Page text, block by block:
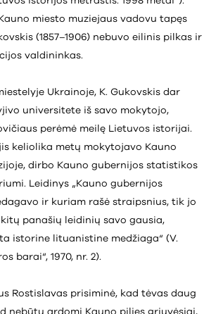
miesto muziejaus vadovu tapęs
(1857–1906) nebuvo eilinis pilkas ir
valdininkas.
Ukrainoje, K. Gukovskis dar
universitete iš savo mokytojo,
perėmė meilę Lietuvos istorijai.
keliolika metų mokytojavo Kauno
dirbo Kauno gubernijos statistikos
Leidinys „Kauno gubernijos
ir kuriam rašė straipsnius, tik jo
kitų panašių leidinių savo gausia,
istorine lituanistine medžiaga“ (V.
barai“, 1970, nr. 2).
Rostislavas prisiminė, kad tėvas daug